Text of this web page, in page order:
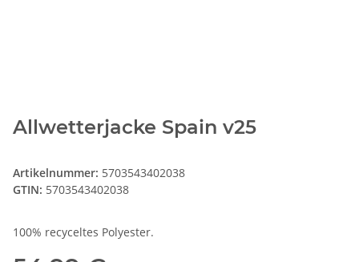
Allwetterjacke Spain v25
Artikelnummer: 5703543402038
GTIN: 5703543402038
100% recyceltes Polyester.